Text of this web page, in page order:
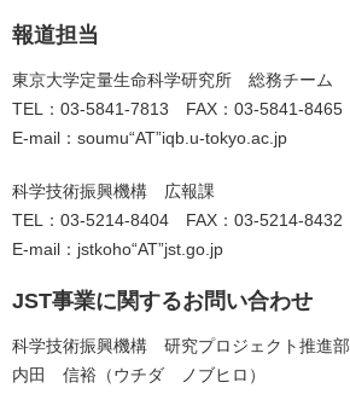
報道担当
東京大学定量生命科学研究所 総務チーム
TEL：03-5841-7813 FAX：03-5841-8465
E-mail：soumu“AT”iqb.u-tokyo.ac.jp
科学技術振興機構 広報課
TEL：03-5214-8404 FAX：03-5214-8432
E-mail：jstkoho“AT”jst.go.jp
JST事業に関するお問い合わせ
科学技術振興機構 研究プロジェクト推進部
内田 信裕（ウチダ ノブヒロ）